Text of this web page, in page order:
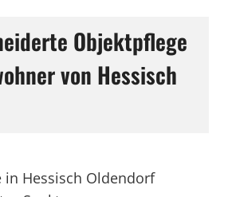
Objektpflege
von Hessisch
in Hessisch Oldendorf